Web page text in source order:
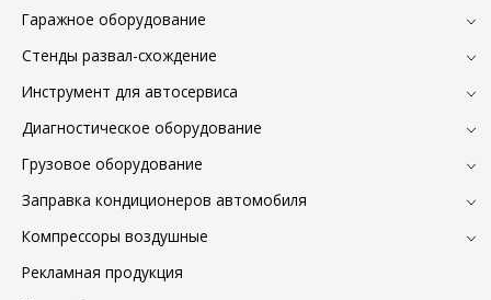
Гаражное оборудование
Стенды развал-схождение
Инструмент для автосервиса
Диагностическое оборудование
Грузовое оборудование
Заправка кондиционеров автомобиля
Компрессоры воздушные
Рекламная продукция